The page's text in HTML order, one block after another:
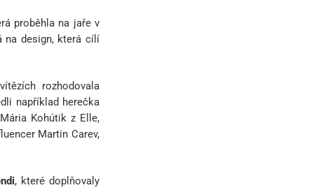
proběhla na jaře v
na design, která cílí
rozhodovala
například herečka
Kohútik z Elle,
Martin Carev,
, které doplňovaly